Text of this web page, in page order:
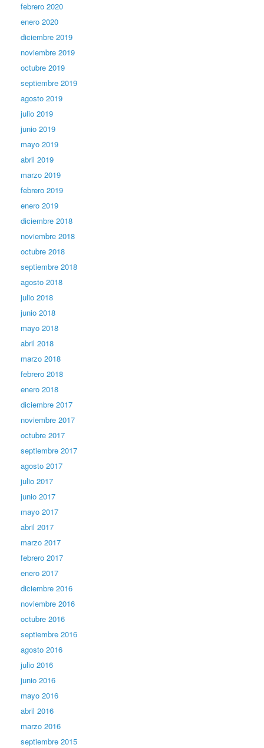
febrero 2020
enero 2020
diciembre 2019
noviembre 2019
octubre 2019
septiembre 2019
agosto 2019
julio 2019
junio 2019
mayo 2019
abril 2019
marzo 2019
febrero 2019
enero 2019
diciembre 2018
noviembre 2018
octubre 2018
septiembre 2018
agosto 2018
julio 2018
junio 2018
mayo 2018
abril 2018
marzo 2018
febrero 2018
enero 2018
diciembre 2017
noviembre 2017
octubre 2017
septiembre 2017
agosto 2017
julio 2017
junio 2017
mayo 2017
abril 2017
marzo 2017
febrero 2017
enero 2017
diciembre 2016
noviembre 2016
octubre 2016
septiembre 2016
agosto 2016
julio 2016
junio 2016
mayo 2016
abril 2016
marzo 2016
septiembre 2015